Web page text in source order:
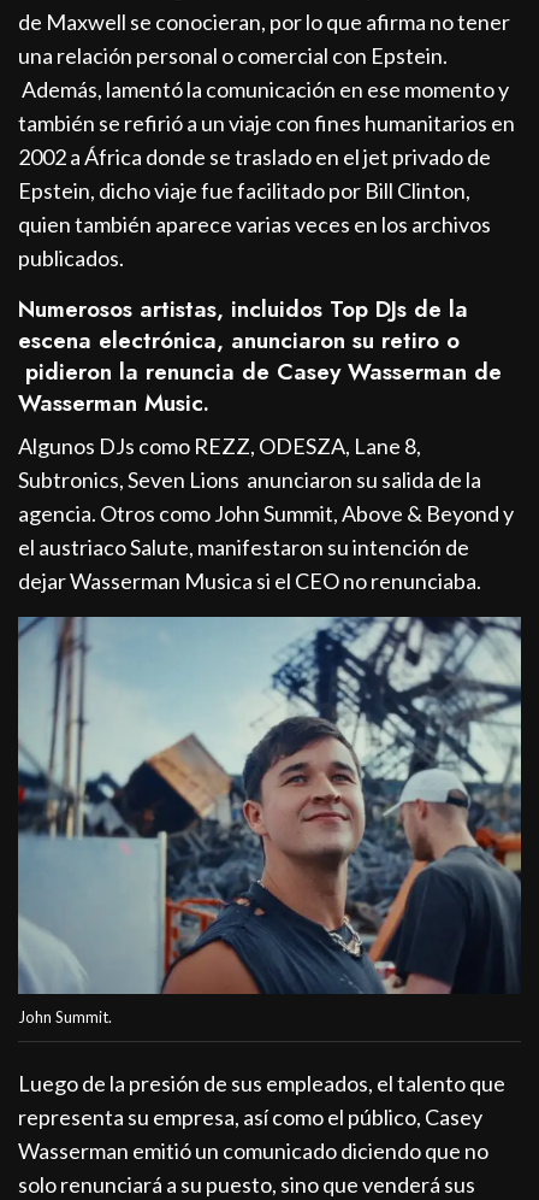
de Maxwell se conocieran, por lo que afirma no tener
una relación personal o comercial con Epstein.
Además, lamentó la comunicación en ese momento y
también se refirió a un viaje con fines humanitarios en
2002 a África donde se traslado en el jet privado de
Epstein, dicho viaje fue facilitado por Bill Clinton,
quien también aparece varias veces en los archivos
publicados.
Numerosos artistas, incluidos Top DJs de la
escena electrónica, anunciaron su retiro o
pidieron la renuncia de Casey Wasserman de
Wasserman Music.
Algunos DJs como REZZ, ODESZA, Lane 8,
Subtronics, Seven Lions anunciaron su salida de la
agencia. Otros como John Summit, Above & Beyond y
el austriaco Salute, manifestaron su intención de
dejar Wasserman Musica si el CEO no renunciaba.
John Summit.
Luego de la presión de sus empleados, el talento que
representa su empresa, así como el público, Casey
Wasserman emitió un comunicado diciendo que no
solo renunciará a su puesto, sino que venderá sus